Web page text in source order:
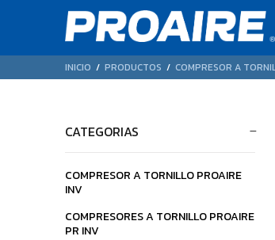
INICIO PRODUCTOS COMPRESOR A
CATEGORIAS
COMPRESOR A TORNILLO PROAIRE
INV
COMPRESORES A TORNILLO PROAIRE
PR INV